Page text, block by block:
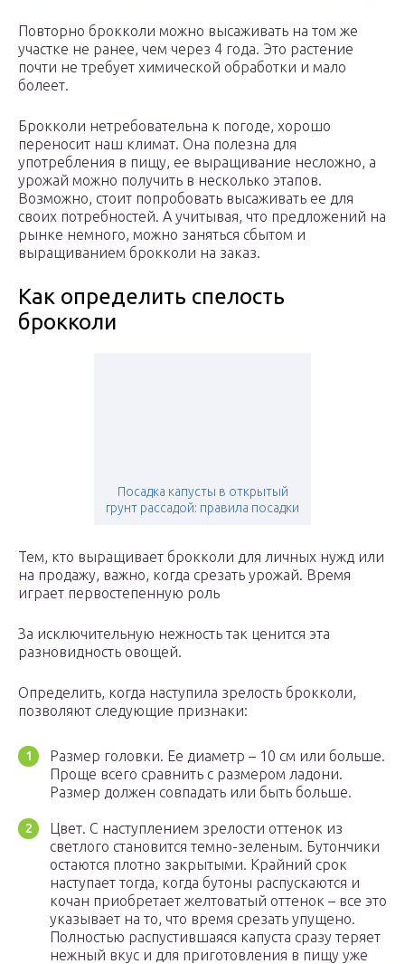
Повторно брокколи можно высаживать на том же
участке не ранее, чем через 4 года. Это растение
почти не требует химической обработки и мало
болеет.
Брокколи нетребовательна к погоде, хорошо
переносит наш климат. Она полезна для
употребления в пищу, ее выращивание несложно, а
урожай можно получить в несколько этапов.
Возможно, стоит попробовать высаживать ее для
своих потребностей. А учитывая, что предложений на
рынке немного, можно заняться сбытом и
выращиванием брокколи на заказ.
Как определить спелость
брокколи
Посадка капусты в открытый
грунт рассадой: правила посадки
Тем, кто выращивает брокколи для личных нужд или
на продажу, важно, когда срезать урожай. Время
играет первостепенную роль
За исключительную нежность так ценится эта
разновидность овощей.
Определить, когда наступила зрелость брокколи,
позволяют следующие признаки:
Размер головки. Ее диаметр – 10 см или больше.
Проще всего сравнить с размером ладони.
Размер должен совпадать или быть больше.
Цвет. С наступлением зрелости оттенок из
светлого становится темно-зеленым. Бутончики
остаются плотно закрытыми. Крайний срок
наступает тогда, когда бутоны распускаются и
кочан приобретает желтоватый оттенок – все это
указывает на то, что время срезать упущено.
Полностью распустившаяся капуста сразу теряет
нежный вкус и для приготовления в пищу уже